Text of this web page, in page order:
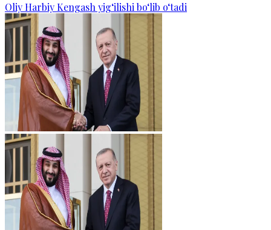
Oliy Harbiy Kengash yig‘ilishi bo‘lib o‘tadi